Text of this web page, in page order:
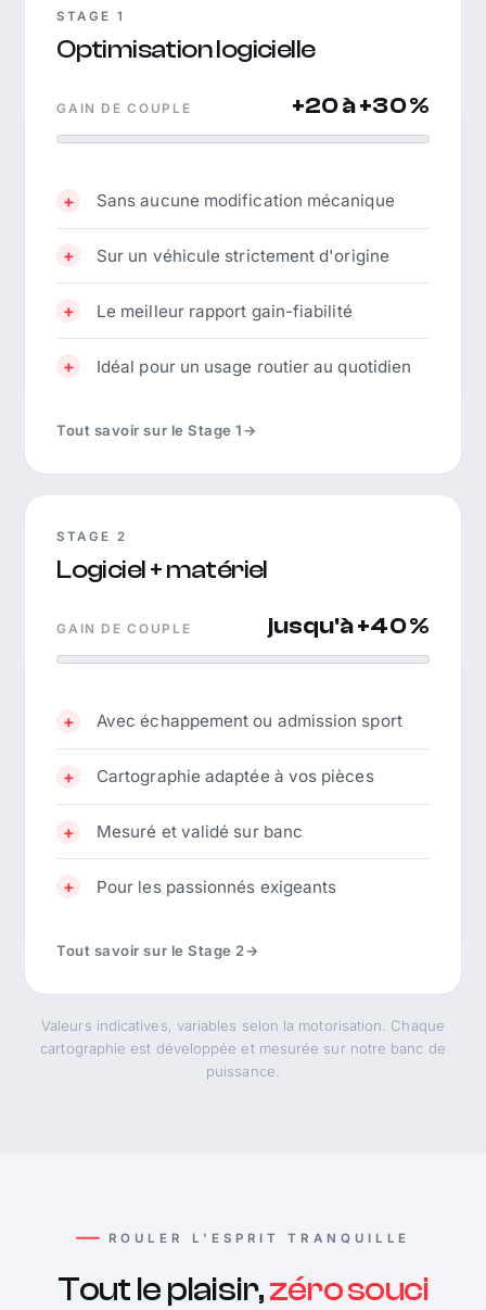
STAGE 1
Optimisation logicielle
GAIN DE COUPLE +20 à +30 %
Sans aucune modification mécanique
Sur un véhicule strictement d'origine
Le meilleur rapport gain-fiabilité
Idéal pour un usage routier au quotidien
Tout savoir sur le Stage 1→
STAGE 2
Logiciel + matériel
GAIN DE COUPLE jusqu'à +40 %
Avec échappement ou admission sport
Cartographie adaptée à vos pièces
Mesuré et validé sur banc
Pour les passionnés exigeants
Tout savoir sur le Stage 2→
Valeurs indicatives, variables selon la motorisation. Chaque
cartographie est développée et mesurée sur notre banc de
puissance.
ROULER L'ESPRIT TRANQUILLE
Tout le plaisir,zéro souci